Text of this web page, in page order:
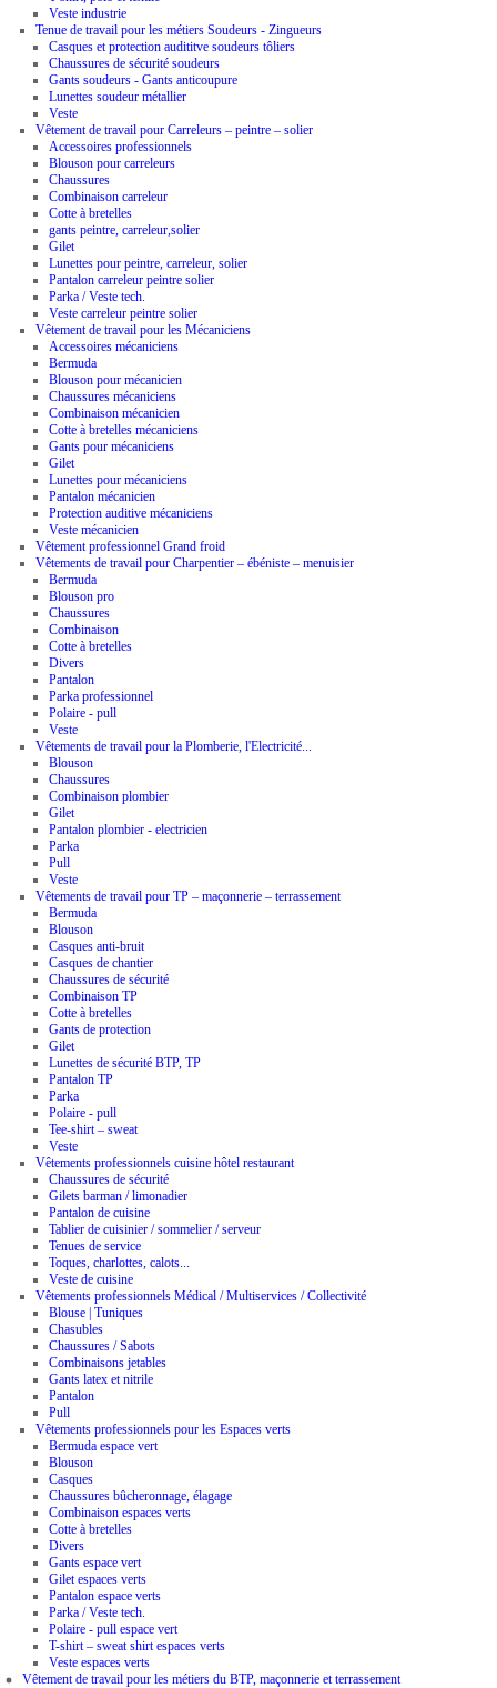
Veste industrie
Tenue de travail pour les métiers Soudeurs - Zingueurs
Casques et protection audititve soudeurs tôliers
Chaussures de sécurité soudeurs
Gants soudeurs - Gants anticoupure
Lunettes soudeur métallier
Veste
Vêtement de travail pour Carreleurs – peintre – solier
Accessoires professionnels
Blouson pour carreleurs
Chaussures
Combinaison carreleur
Cotte à bretelles
gants peintre, carreleur,solier
Gilet
Lunettes pour peintre, carreleur, solier
Pantalon carreleur peintre solier
Parka / Veste tech.
Veste carreleur peintre solier
Vêtement de travail pour les Mécaniciens
Accessoires mécaniciens
Bermuda
Blouson pour mécanicien
Chaussures mécaniciens
Combinaison mécanicien
Cotte à bretelles mécaniciens
Gants pour mécaniciens
Gilet
Lunettes pour mécaniciens
Pantalon mécanicien
Protection auditive mécaniciens
Veste mécanicien
Vêtement professionnel Grand froid
Vêtements de travail pour Charpentier – ébéniste – menuisier
Bermuda
Blouson pro
Chaussures
Combinaison
Cotte à bretelles
Divers
Pantalon
Parka professionnel
Polaire - pull
Veste
Vêtements de travail pour la Plomberie, l'Electricité...
Blouson
Chaussures
Combinaison plombier
Gilet
Pantalon plombier - electricien
Parka
Pull
Veste
Vêtements de travail pour TP – maçonnerie – terrassement
Bermuda
Blouson
Casques anti-bruit
Casques de chantier
Chaussures de sécurité
Combinaison TP
Cotte à bretelles
Gants de protection
Gilet
Lunettes de sécurité BTP, TP
Pantalon TP
Parka
Polaire - pull
Tee-shirt – sweat
Veste
Vêtements professionnels cuisine hôtel restaurant
Chaussures de sécurité
Gilets barman / limonadier
Pantalon de cuisine
Tablier de cuisinier / sommelier / serveur
Tenues de service
Toques, charlottes, calots...
Veste de cuisine
Vêtements professionnels Médical / Multiservices / Collectivité
Blouse | Tuniques
Chasubles
Chaussures / Sabots
Combinaisons jetables
Gants latex et nitrile
Pantalon
Pull
Vêtements professionnels pour les Espaces verts
Bermuda espace vert
Blouson
Casques
Chaussures bûcheronnage, élagage
Combinaison espaces verts
Cotte à bretelles
Divers
Gants espace vert
Gilet espaces verts
Pantalon espace verts
Parka / Veste tech.
Polaire - pull espace vert
T-shirt – sweat shirt espaces verts
Veste espaces verts
Vêtement de travail pour les métiers du BTP, maçonnerie et terrassement